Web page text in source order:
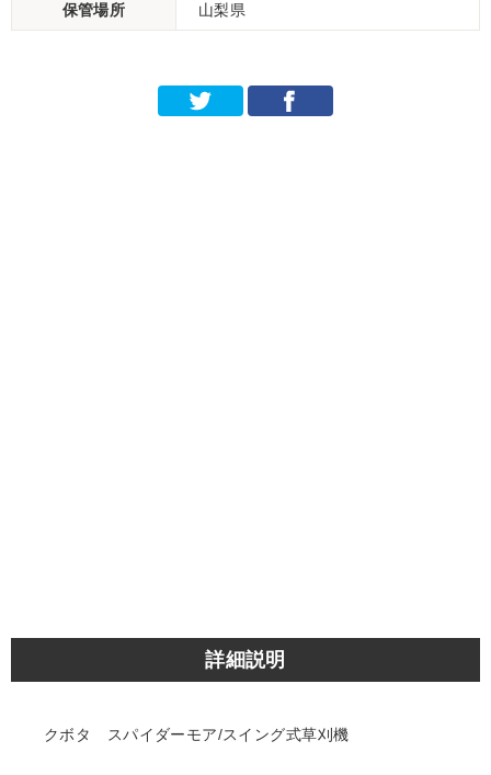
保管場所 山梨県
詳細説明
クボタ スパイダーモア/スイング式草刈機